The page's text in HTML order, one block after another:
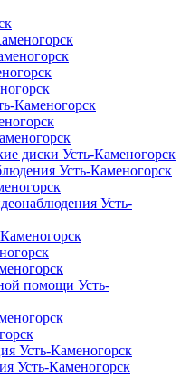
Каменогорск
диски Усть-Каменогорск
Усть-Каменогорск
Усть-
помощи Усть-
Усть-Каменогорск
Усть-Каменогорск